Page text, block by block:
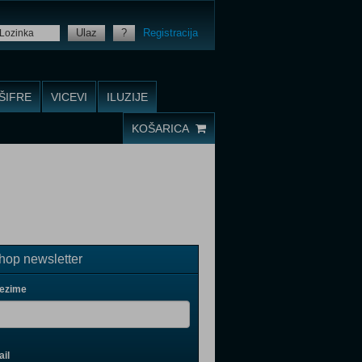
Ulaz ? Registracija
VICEVI ILUZIJE
KOŠARICA
newsletter